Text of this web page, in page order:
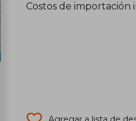
Costos de importación